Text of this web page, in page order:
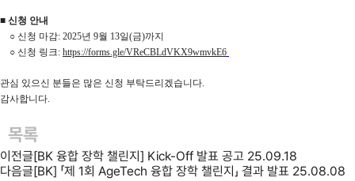
■ 신청 안내
○ 신청 마감: 2025년 9월 13일(금)까지
○ 신청 링크: https://forms.gle/VReCBLdVKX9wmvkE6
관심 있으신 분들은 많은 신청 부탁드리겠습니다.
감사합니다.
목록
이전글[BK 융합 장학 챌린지] Kick-Off 발표 공고 25.09.18
다음글[BK] 「제 1회 AgeTech 융합 장학 챌린지」 결과 발표 25.08.08